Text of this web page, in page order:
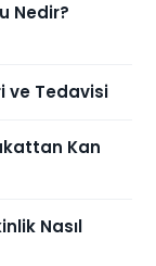
Nedir?
ve Tedavisi
Kan
Nasıl